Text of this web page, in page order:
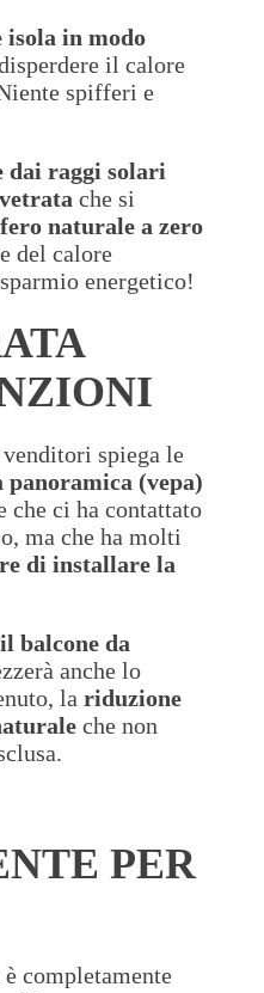
isola in modo
il calore
spifferi e
dai raggi solari
che si
naturale a zero
del calore
energetico!
spiega le
(vepa)
che ci ha contattato
ma che ha molti
di installare la
balcone da
anche lo
la riduzione
che non
PER
completamente